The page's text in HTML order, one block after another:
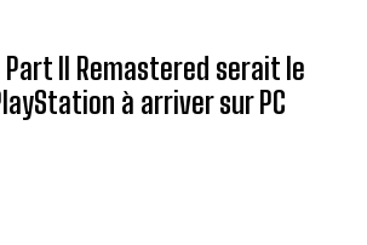
Part II Remastered serait le
à arriver sur PC